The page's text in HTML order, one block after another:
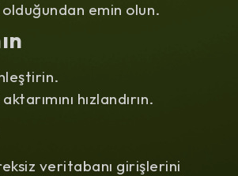
emin olun.
hızlandırın.
veritabanı girişlerini